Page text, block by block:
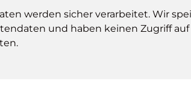
werden sicher verarbeitet. Wir
und haben keinen Zugriff auf